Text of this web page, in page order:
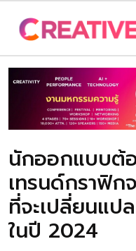
นักออกแบบต้
เทรนด์กราฟิก
ที่จะเปลี่ยนแป
ในปี 2024